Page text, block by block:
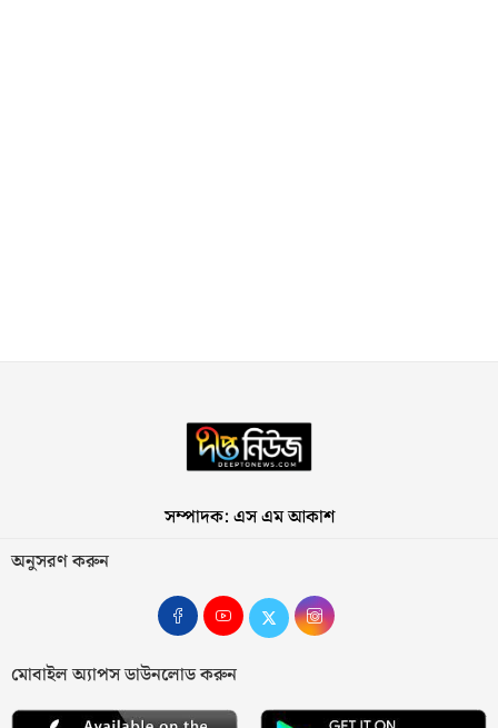
সম্পাদক: এস এম আকাশ
অনুসরণ করুন
মোবাইল অ্যাপস ডাউনলোড করুন